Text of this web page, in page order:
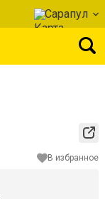
Сарапул
В избранное